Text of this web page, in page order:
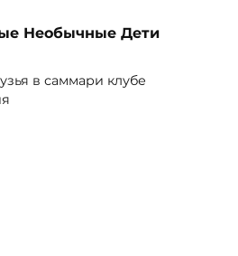
Необычные Дети
в саммари клубе